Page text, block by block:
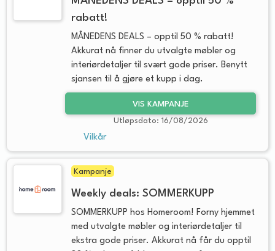
rabatt!
MÅNEDENS DEALS – opptil 50 % rabatt!
Akkurat nå finner du utvalgte møbler og
interiørdetaljer til svært gode priser. Benytt
sjansen til å gjøre et kupp i dag.
VIS KAMPANJE
Utløpsdato: 16/08/2026
Vilkår
Kampanje
Weekly deals: SOMMERKUPP
SOMMERKUPP hos Homeroom! Forny hjemmet
med utvalgte møbler og interiørdetaljer til
ekstra gode priser. Akkurat nå får du opptil